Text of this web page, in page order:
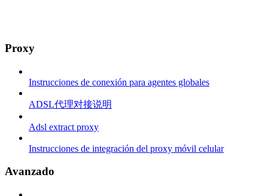
Proxy
Instrucciones de conexión para agentes globales
ADSL代理对接说明
Adsl extract proxy
Instrucciones de integración del proxy móvil celular
Avanzado